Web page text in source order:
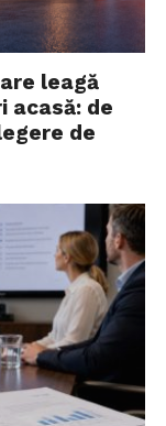
leagă
acasă: de
de